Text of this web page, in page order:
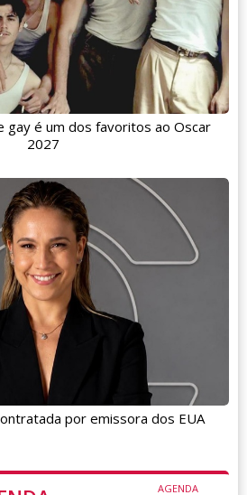
AGENDA
gay é um dos favoritos ao Oscar
2027
por emissora dos EUA